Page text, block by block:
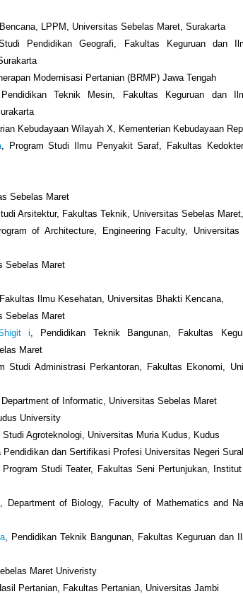
LPPM, Universitas Sebelas Maret, Surakarta
Pendidikan Geografi, Fakultas Keguruan dan
Modernisasi Pertanian (BRMP) Jawa Tengah
Teknik Mesin, Fakultas Keguruan dan
Kebudayaan Wilayah X, Kementerian Kebudayaan
, Program Studi Ilmu Penyakit Saraf, Fakultas
Sebelas Maret
Arsitektur, Fakultas Teknik, Universitas Sebelas Maret,
of Architecture, Engineering Faculty,
Sebelas Maret
Ilmu Kesehatan, Universitas Bhakti Kencana,
Sebelas Maret
i, Pendidikan Teknik Bangunan, Fakultas
Maret
Studi Administrasi Perkantoran, Fakultas Ekonomi,
Department of Informatic, Universitas Sebelas Maret
University
Studi Agroteknologi, Universitas Muria Kudus, Kudus
Pendidikan dan Sertifikasi Profesi Universitas Negeri
Program Studi Teater, Fakultas Seni Pertunjukan,
, Department of Biology, Faculty of Mathematics and
, Pendidikan Teknik Bangunan, Fakultas Keguruan dan
Maret Univeristy
Pertanian, Fakultas Pertanian, Universitas Jambi